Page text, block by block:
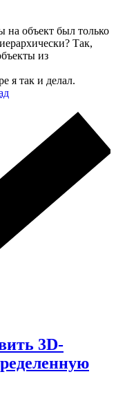
на объект был только
Так,
из
я так и делал.
3D-